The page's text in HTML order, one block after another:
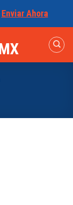
Enviar Ahora